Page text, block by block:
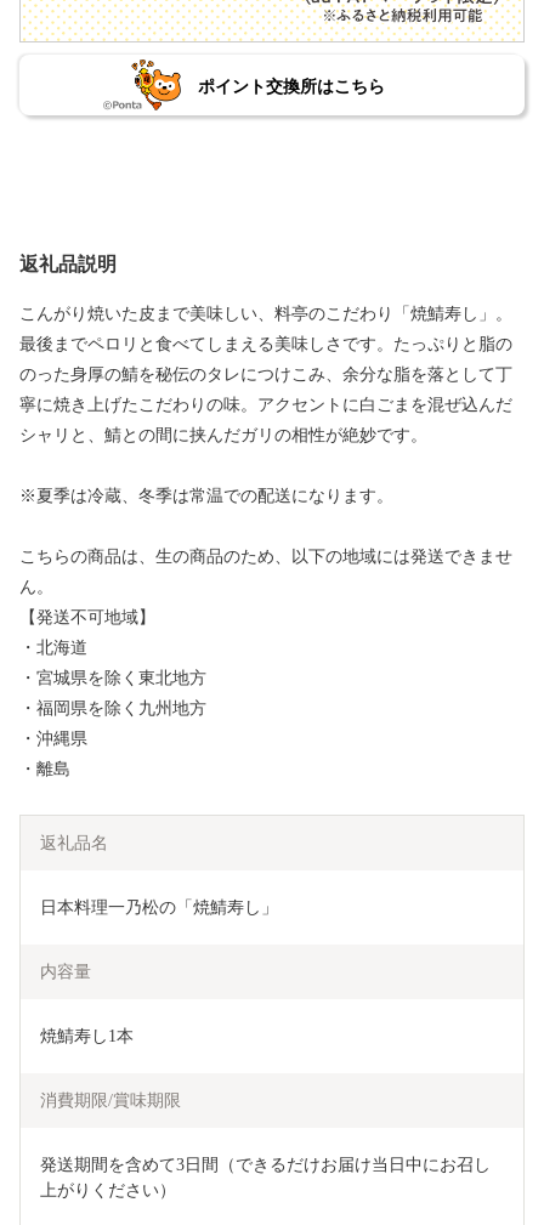
ポイント交換所はこちら
返礼品説明
こんがり焼いた皮まで美味しい、料亭のこだわり「焼鯖寿し」。
最後までペロリと食べてしまえる美味しさです。たっぷりと脂の
のった身厚の鯖を秘伝のタレにつけこみ、余分な脂を落として丁
寧に焼き上げたこだわりの味。アクセントに白ごまを混ぜ込んだ
シャリと、鯖との間に挟んだガリの相性が絶妙です。
※夏季は冷蔵、冬季は常温での配送になります。
こちらの商品は、生の商品のため、以下の地域には発送できませ
ん。
【発送不可地域】
・北海道
・宮城県を除く東北地方
・福岡県を除く九州地方
・沖縄県
・離島
返礼品名
日本料理一乃松の「焼鯖寿し」
内容量
焼鯖寿し1本
消費期限/賞味期限
発送期間を含めて3日間（できるだけお届け当日中にお召し
上がりください）